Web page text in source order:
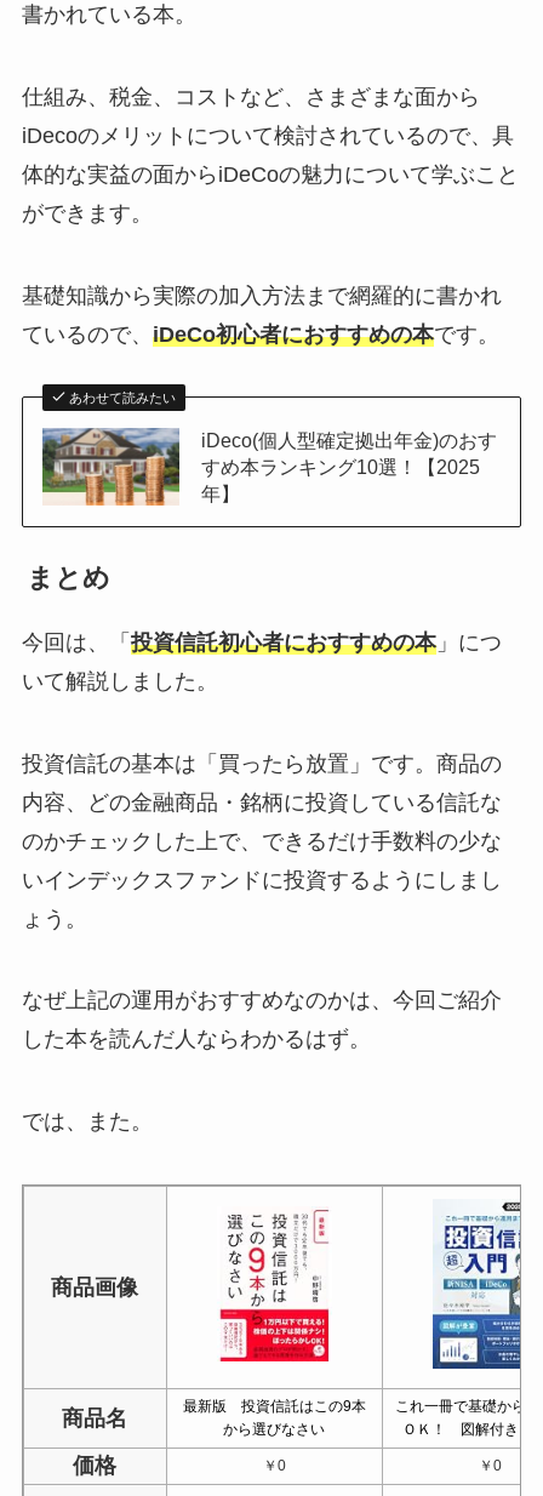
書かれている本。
仕組み、税金、コストなど、さまざまな面から
iDecoのメリットについて検討されているので、具
体的な実益の面からiDeCoの魅力について学ぶこと
ができます。
基礎知識から実際の加入方法まで網羅的に書かれ
ているので、 iDeCo初心者におすすめの本です。
あわせて読みたい
iDeco(個人型確定拠出年金)のおす
すめ本ランキング10選！【2025
年】
まとめ
今回は、「 投資信託初心者におすすめの本」につ
いて解説しました。
投資信託の基本は「買ったら放置」です。商品の
内容、どの金融商品・銘柄に投資している信託な
のかチェックした上で、できるだけ手数料の少な
いインデックスファンドに投資するようにしまし
ょう。
なぜ上記の運用がおすすめなのかは、今回ご紹介
した本を読んだ人ならわかるはず。
では、また。
商品画像
商品名
最新版 投資信託はこの9本
から選びなさい
これ一冊で基礎から
ＯＫ！ 図解付き
価格 ￥0 ￥0